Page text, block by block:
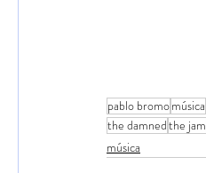
pablo bromomúsica
the damnedthe jam
música